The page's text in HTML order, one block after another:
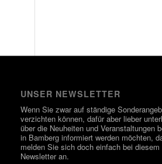
UNSER NEWSLETTER
Wenn Sie zwar auf ständige
verzichten können, dafür aber lieber
über die Neuheiten und Veranstaltungen
in Bamberg informiert werden möchten,
melden Sie sich doch einfach bei diesem
Newsletter an.